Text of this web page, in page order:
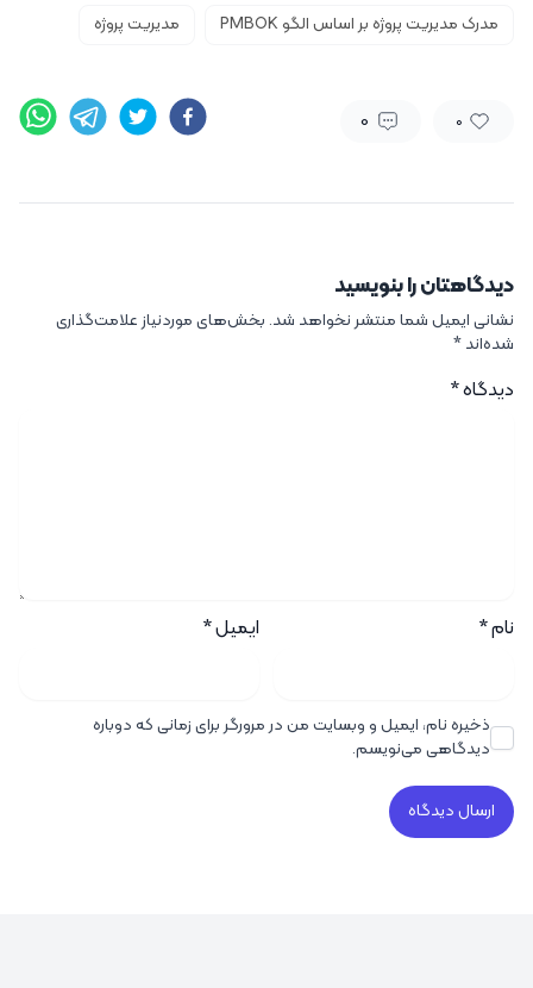
مدرک مدیریت پروژه بر اساس الگو PMBOK مدیریت پروژه
0
0
دیدگاهتان را بنویسید
نشانی ایمیل شما منتشر نخواهد شد. بخش‌های موردنیاز علامت‌گذاری
شده‌اند*
دیدگاه*
نام* ایمیل*
ذخیره نام، ایمیل و وبسایت من در مرورگر برای زمانی که دوباره
دیدگاهی می‌نویسم.